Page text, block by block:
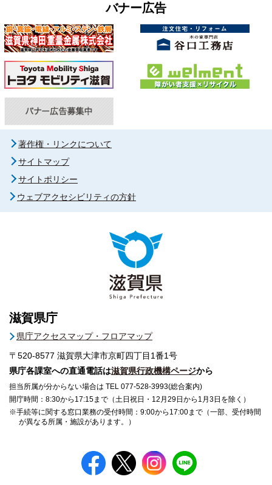
バナー広告
著作権・リンクについて
サイトマップ
サイトポリシー
ウェブアクセシビリティの方針
滋賀県庁
県庁アクセスマップ・フロアマップ
〒520-8577 滋賀県大津市京町四丁目1番1号
県庁各課室への直通電話は滋賀県行政機構ページから
担当所属が分からない場合は TEL 077-528-3993(総合案内)
開庁時間：8:30から17:15まで（土日祝日・12月29日から1月3日を除く）
※手続等に関する窓口業務の受付時間：9:00から17:00まで（一部、受付時間
が異なる所属・施設があります。）